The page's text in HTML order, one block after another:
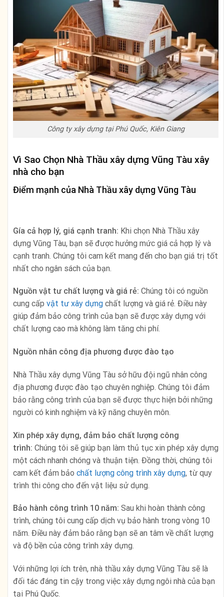
Công ty xây dựng tại Phú Quốc, Kiên Giang
Vì Sao Chọn Nhà Thầu xây dựng Vũng Tàu xây
nhà cho bạn
Điểm mạnh của Nhà Thầu xây dựng Vũng Tàu
Gía cả hợp lý, giá cạnh tranh: Khi chọn Nhà Thầu xây
dựng Vũng Tàu, bạn sẽ được hưởng mức giá cả hợp lý và
cạnh tranh. Chúng tôi cam kết mang đến cho bạn giá trị tốt
nhất cho ngân sách của bạn.
Nguồn vật tư chất lượng và giá rẻ: Chúng tôi có nguồn
cung cấp vật tư xây dựng chất lượng và giá rẻ. Điều này
giúp đảm bảo công trình của bạn sẽ được xây dựng với
chất lượng cao mà không làm tăng chi phí.
Nguồn nhân công địa phương được đào tạo
Nhà Thầu xây dựng Vũng Tàu sở hữu đội ngũ nhân công
địa phương được đào tạo chuyên nghiệp. Chúng tôi đảm
bảo rằng công trình của bạn sẽ được thực hiện bởi những
người có kinh nghiệm và kỹ năng chuyên môn.
Xin phép xây dựng, đảm bảo chất lượng công
trình: Chúng tôi sẽ giúp bạn làm thủ tục xin phép xây dựng
một cách nhanh chóng và thuận tiện. Đồng thời, chúng tôi
cam kết đảm bảo chất lượng công trình xây dựng, từ quy
trình thi công cho đến vật liệu sử dụng.
Bảo hành công trình 10 năm: Sau khi hoàn thành công
trình, chúng tôi cung cấp dịch vụ bảo hành trong vòng 10
năm. Điều này đảm bảo rằng bạn sẽ an tâm về chất lượng
và độ bền của công trình xây dựng.
Với những lợi ích trên, nhà thầu xây dựng Vũng Tàu sẽ là
đối tác đáng tin cậy trong việc xây dựng ngôi nhà của bạn
tại Phú Quốc.